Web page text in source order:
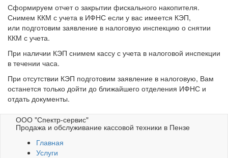
Сформируем отчет о закрытии фискального накопителя.
Снимем ККМ с учета в ИФНС если у вас имеется КЭП,
или подготовим заявление в налоговую инспекцию о снятии
ККМ с учета.
При наличии КЭП снимем кассу с учета в налоговой инспекции
в течении часа.
При отсутствии КЭП подготовим заявление в налоговую, Вам
останется только дойти до ближайшего отделения ИФНС и
отдать документы.
ООО "Спектр-сервис"
Продажа и обслуживание кассовой техники в Пензе
Главная
Услуги